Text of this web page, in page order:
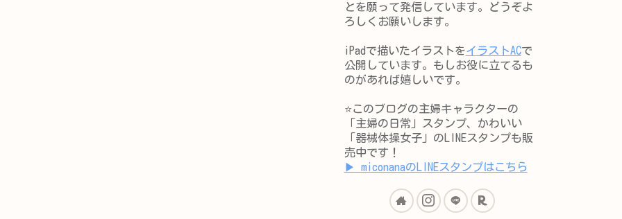
とを願って発信しています。どうぞよ
ろしくお願いします。
iPadで描いたイラストをイラストACで
公開しています。もしお役に立てるも
のがあれば嬉しいです。
⭐️このブログの主婦キャラクターの
「主婦の日常」スタンプ、かわいい
「器械体操女子」のLINEスタンプも販
売中です！
▶︎ miconanaのLINEスタンプはこちら